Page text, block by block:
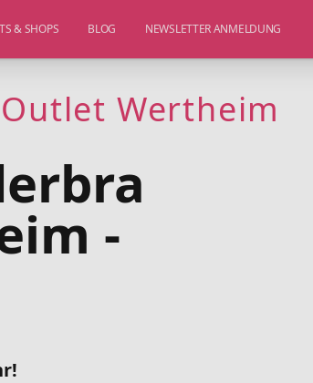
& SHOPS BLOG NEWSLETTER ANMELDUNG
Wertheim
-